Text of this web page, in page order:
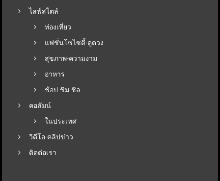
ไลฟ์สไตล์
ท่องเที่ยว
แฟชั่นโซไซตี้-ดูดวง
สุขภาพ-ความงาม
อาหาร
ช้อป-ชิม-ชิล
คอลัมน์
ในประเทศ
วิดีโอ-คลิปข่าว
ติดต่อเรา